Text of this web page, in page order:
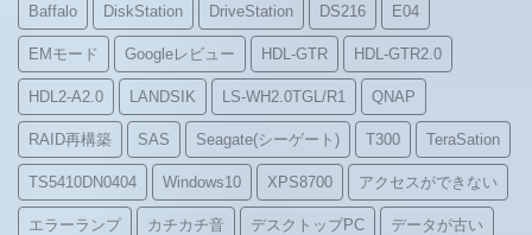
Baffalo DiskStation DriveStation DS216 E04
EMモード Googleレビュー HDL-GTR HDL-GTR2.0
HDL2-A2.0 LANDSIK LS-WH2.0TGL/R1 QNAP
RAID再構築 SAS Seagate(シーゲート) T300 TeraSation
TS5410DN0404 Windows10 XPS8700 アクセスができない
エラーランプ カチカチ音 デスクトップPC データが古い